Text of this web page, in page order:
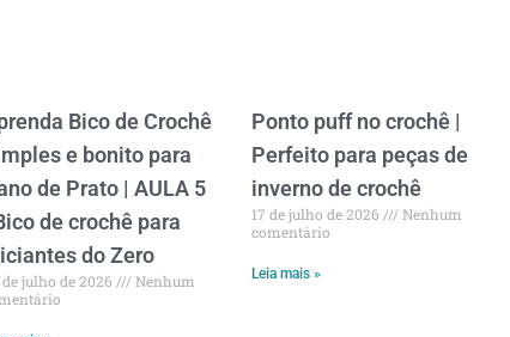
Bico de Crochê
e bonito para
de Prato | AULA 5
de crochê para
do Zero
julho de 2026
Nenhum
Ponto puff no crochê |
Perfeito para peças de
inverno de crochê
17 de julho de 2026
Nenhum
comentário
Leia mais »